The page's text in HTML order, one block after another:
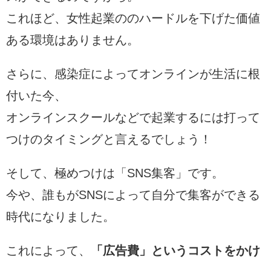
これほど、女性起業ののハードルを下げた価値
ある環境はありません。
さらに、感染症によってオンラインが生活に根
付いた今、
オンラインスクールなどで起業するには打って
つけのタイミングと言えるでしょう！
そして、極めつけは「SNS集客」です。
今や、誰もがSNSによって自分で集客ができる
時代になりました。
これによって、
「広告費」というコストをかけ